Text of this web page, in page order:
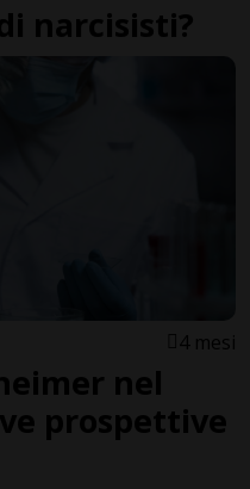
narcisisti?
4 mesi
nel
prospettive